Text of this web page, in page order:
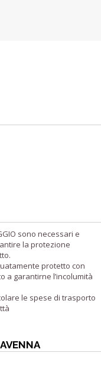
sono necessari e
la protezione
protetto con
a garantirne l’incolumità
le spese di trasporto